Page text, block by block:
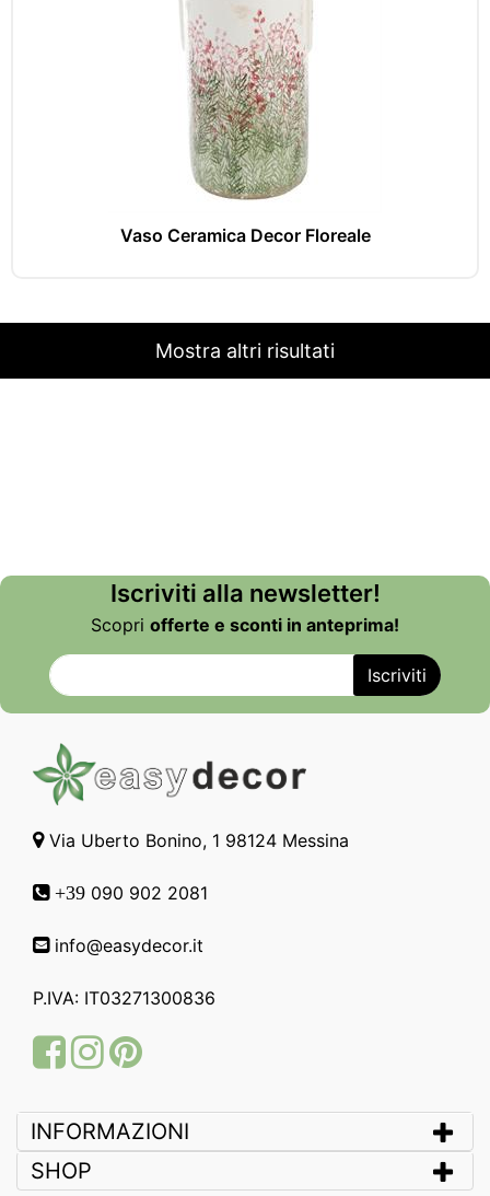
Vaso Ceramica Decor Floreale
Mostra altri risultati
Iscriviti alla newsletter!
Scopri offerte e sconti in anteprima!
Via Uberto Bonino, 1 98124 Messina
+39 090 902 2081
info@easydecor.it
P.IVA: IT03271300836
FacebookInstagram
Pinterest
INFORMAZIONI
SHOP